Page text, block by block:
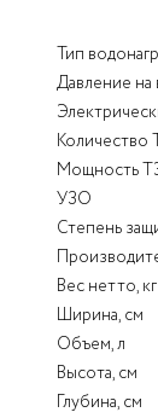
Тип
Давление на
Количество
Мощность
УЗО
Степень
Вес нетто, кг
Ширина, см
Объем, л
Высота, см
Глубина, см